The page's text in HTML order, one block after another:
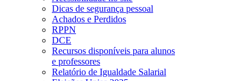
Dicas de segurança pessoal
Achados e Perdidos
RPPN
DCE
Recursos disponíveis para alunos
e professores
Relatório de Igualdade Salarial